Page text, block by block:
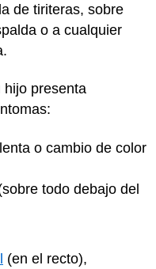
de tiriteras, sobre
o a cualquier
hijo presenta
o cambio de color
todo debajo del
(en el recto),